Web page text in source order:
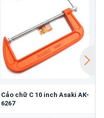
Cảo chữ C 10 inch Asaki AK-
6267